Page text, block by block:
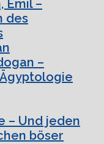
Emil –
des
–
– Und jeden
böser